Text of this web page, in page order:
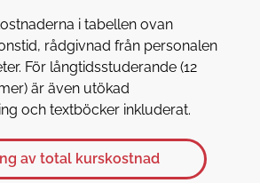
i tabellen ovan
rådgivnad från personalen
För långtidsstuderande (12
är även utökad
och textböcker inkluderat.
av total kurskostnad